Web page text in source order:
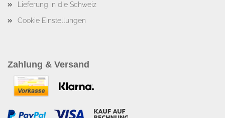
Lieferung in die Schweiz
Cookie Einstellungen
Zahlung & Versand